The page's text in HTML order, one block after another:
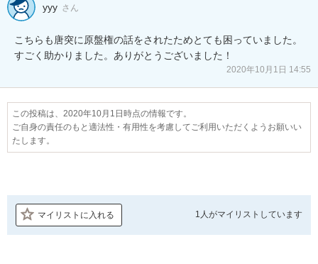
yyy さん
こちらも唐突に原盤権の話をされたためとても困っていました。
すごく助かりました。ありがとうございました！
2020年10月1日 14:55
この投稿は、2020年10月1日時点の情報です。
ご自身の責任のもと適法性・有用性を考慮してご利用いただくようお願いい
たします。
マイリストに入れる 1人がマイリストしています